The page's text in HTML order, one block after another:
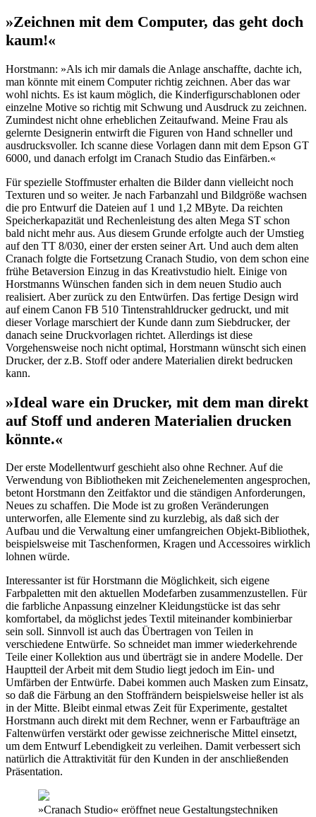
»Zeichnen mit dem Computer, das geht doch
kaum!«
Horstmann: »Als ich mir damals die Anlage anschaffte, dachte ich,
man könnte mit einem Computer richtig zeichnen. Aber das war
wohl nichts. Es ist kaum möglich, die Kinderfigurschablonen oder
einzelne Motive so richtig mit Schwung und Ausdruck zu zeichnen.
Zumindest nicht ohne erheblichen Zeitaufwand. Meine Frau als
gelernte Designerin entwirft die Figuren von Hand schneller und
ausdrucksvoller. Ich scanne diese Vorlagen dann mit dem Epson GT
6000, und danach erfolgt im Cranach Studio das Einfärben.«
Für spezielle Stoffmuster erhalten die Bilder dann vielleicht noch
Texturen und so weiter. Je nach Farbanzahl und Bildgröße wachsen
die pro Entwurf die Dateien auf 1 und 1,2 MByte. Da reichten
Speicherkapazität und Rechenleistung des alten Mega ST schon
bald nicht mehr aus. Aus diesem Grunde erfolgte auch der Umstieg
auf den TT 8/030, einer der ersten seiner Art. Und auch dem alten
Cranach folgte die Fortsetzung Cranach Studio, von dem schon eine
frühe Betaversion Einzug in das Kreativstudio hielt. Einige von
Horstmanns Wünschen fanden sich in dem neuen Studio auch
realisiert. Aber zurück zu den Entwürfen. Das fertige Design wird
auf einem Canon FB 510 Tintenstrahldrucker gedruckt, und mit
dieser Vorlage marschiert der Kunde dann zum Siebdrucker, der
danach seine Druckvorlagen richtet. Allerdings ist diese
Vorgehensweise noch nicht optimal, Horstmann wünscht sich einen
Drucker, der z.B. Stoff oder andere Materialien direkt bedrucken
kann.
»Ideal ware ein Drucker, mit dem man direkt
auf Stoff und anderen Materialien drucken
könnte.«
Der erste Modellentwurf geschieht also ohne Rechner. Auf die
Verwendung von Bibliotheken mit Zeichenelementen angesprochen,
betont Horstmann den Zeitfaktor und die ständigen Anforderungen,
Neues zu schaffen. Die Mode ist zu großen Veränderungen
unterworfen, alle Elemente sind zu kurzlebig, als daß sich der
Aufbau und die Verwaltung einer umfangreichen Objekt-Bibliothek,
beispielsweise mit Taschenformen, Kragen und Accessoires wirklich
lohnen würde.
Interessanter ist für Horstmann die Möglichkeit, sich eigene
Farbpaletten mit den aktuellen Modefarben zusammenzustellen. Für
die farbliche Anpassung einzelner Kleidungstücke ist das sehr
komfortabel, da möglichst jedes Textil miteinander kombinierbar
sein soll. Sinnvoll ist auch das Übertragen von Teilen in
verschiedene Entwürfe. So schneidet man immer wiederkehrende
Teile einer Kollektion aus und überträgt sie in andere Modelle. Der
Hauptteil der Arbeit mit dem Studio liegt jedoch im Ein- und
Umfärben der Entwürfe. Dabei kommen auch Masken zum Einsatz,
so daß die Färbung an den Stoffrändern beispielsweise heller ist als
in der Mitte. Bleibt einmal etwas Zeit für Experimente, gestaltet
Horstmann auch direkt mit dem Rechner, wenn er Farbaufträge an
Faltenwürfen verstärkt oder gewisse zeichnerische Mittel einsetzt,
um dem Entwurf Lebendigkeit zu verleihen. Damit verbessert sich
natürlich die Attraktivität für den Kunden in der anschließenden
Präsentation.
»Cranach Studio« eröffnet neue Gestaltungstechniken